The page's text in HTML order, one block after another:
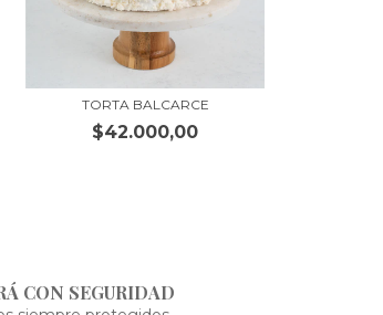
TORTA BALCARCE
$42.000,00
CON SEGURIDAD